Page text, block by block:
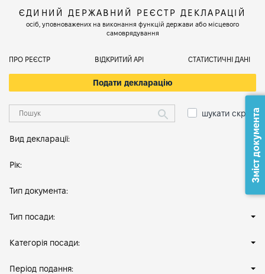
ЄДИНИЙ ДЕРЖАВНИЙ РЕЄСТР ДЕКЛАРАЦІЙ
осіб, уповноважених на виконання функцій держави або місцевого
самоврядування
ПРО РЕЄСТР ВІДКРИТИЙ АРІ СТАТИСТИЧНІ ДАНІ
Подати декларацію
шукати скрізь
Вид декларації:
Рік:
Тип документа:
Тип посади:
Категорія посади:
Період подання:
Зміст документа